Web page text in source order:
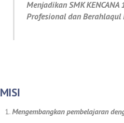
Menjadikan SMK
Profesional dan Berahlaqul
MISI
Mengembangkan pembelajaran